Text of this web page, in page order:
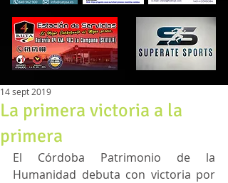
La primera victoria a la
primera
14 sept 2019
El Córdoba Patrimonio de la
Humanidad debuta con victoria por